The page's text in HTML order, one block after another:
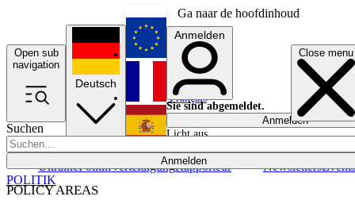
Ga naar de hoofdinhoud
Open sub
navigation
Close menu
Suchen
Anmelden
POLICY AREAS
UkrainePolitikVerteidigungRapporteur NewslettersEvents
Deutsch
English
Français
Anmelden
Sie sind abgemeldet.
Anmelden
Licht aus
POLITIK